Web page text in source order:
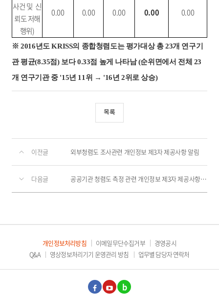
사건 및 신
뢰도 저해
행위)
0.00 0.00 0.00 0.00 0.00
※ 2016년도 KRISS의 종합청렴도는 평가대상 총 23개 연구기
관 평균(8.35점) 보다 0.33점 높게 나타남(순위면에서 전체 23
개 연구기관 중 '15년 11위 → '16년 2위로 상승)
목록
이전글 외부청렴도 조사관련 개인정보 제3자 제공사항 알림
다음글 공공기관 청렴도 측정 관련 개인정보 제3자 제공사항 알림
개인정보처리방침 이메일무단수집거부
경영공시
Q&A
영상정보처리기기 운영관리 방침 업무별 담당자 연락처